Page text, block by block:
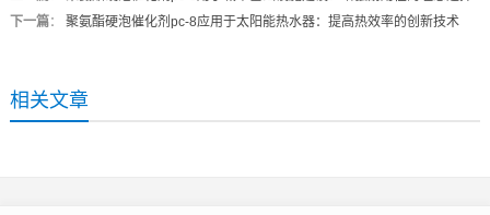
下一篇： 聚氨酯硬泡催化剂pc-8应用于太阳能热水器：提高热效率的创新技术
相关文章